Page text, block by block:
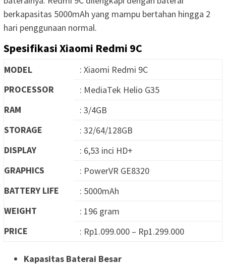
berkapasitas 5000mAh yang mampu bertahan hingga 2
hari penggunaan normal.
Spesifikasi Xiaomi Redmi 9C
MODEL
: Xiaomi Redmi 9C
PROCESSOR
: MediaTek Helio G35
RAM
: 3/4GB
STORAGE
: 32/64/128GB
DISPLAY
: 6,53 inci HD+
GRAPHICS
: PowerVR GE8320
BATTERY LIFE
: 5000mAh
WEIGHT
: 196 gram
PRICE
: Rp1.099.000 – Rp1.299.000
Kapasitas Baterai Besar